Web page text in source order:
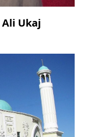
Ukaj